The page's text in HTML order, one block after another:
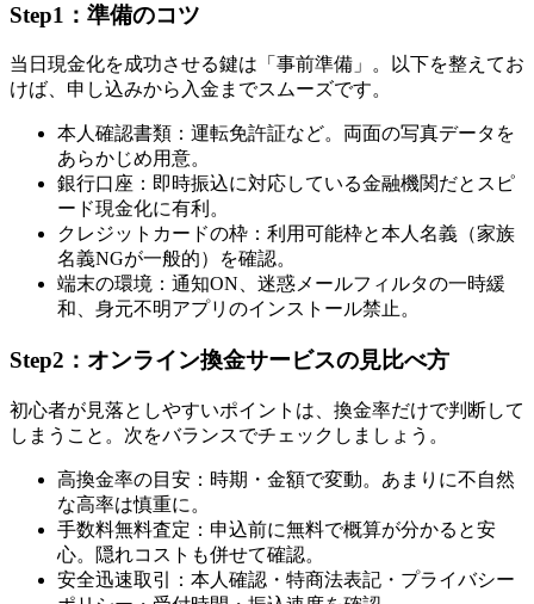
Step1：準備のコツ
当日現金化を成功させる鍵は「事前準備」。以下を整えてお
けば、申し込みから入金までスムーズです。
本人確認書類：運転免許証など。両面の写真データを
あらかじめ用意。
銀行口座：即時振込に対応している金融機関だとスピ
ード現金化に有利。
クレジットカードの枠：利用可能枠と本人名義（家族
名義NGが一般的）を確認。
端末の環境：通知ON、迷惑メールフィルタの一時緩
和、身元不明アプリのインストール禁止。
Step2：オンライン換金サービスの見比べ方
初心者が見落としやすいポイントは、換金率だけで判断して
しまうこと。次をバランスでチェックしましょう。
高換金率の目安：時期・金額で変動。あまりに不自然
な高率は慎重に。
手数料無料査定：申込前に無料で概算が分かると安
心。隠れコストも併せて確認。
安全迅速取引：本人確認・特商法表記・プライバシー